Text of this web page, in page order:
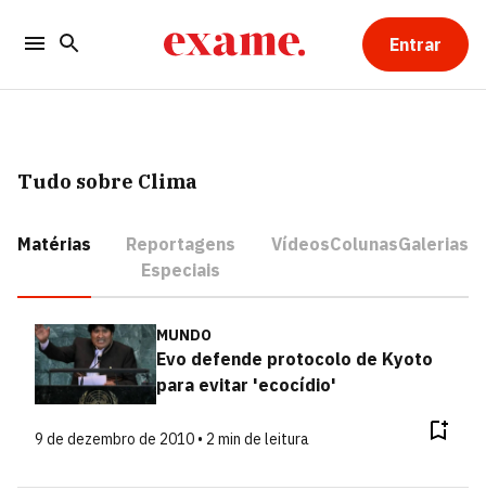
Entrar
Tudo sobre Clima
Matérias
Reportagens
Especiais
VídeosColunasGalerias
MUNDO
Evo defende protocolo de Kyoto
para evitar 'ecocídio'
9 de dezembro de 2010 • 2 min de leitura